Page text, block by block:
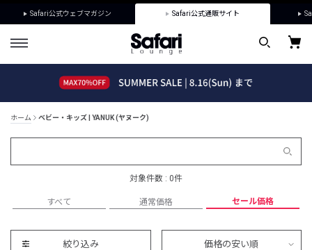
Safari公式ウェブマガジン Safari公式通販サイト
ホーム ベビー・キッズ | YANUK (ヤヌーク)
対象件数 : 0件
すべて 通常価格 セール価格
絞り込み 価格の安い順